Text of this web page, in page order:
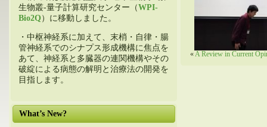
生物叢-量子計算研究センター（WPI-
Bio2Q）に移動しました。
・中枢神経系に加えて、末梢・自律・腸
管神経系でのシナプス形成機構に焦点を
あて、神経系と多臓器の連関機構やその
破綻による病態の解明と治療法の開発を
目指します。
What’s New?
«A Review in Current